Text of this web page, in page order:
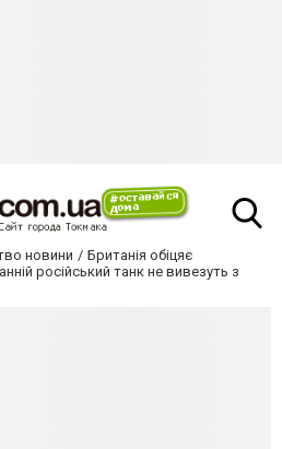
новини
Британія обіцяє
російський танк не вивезуть з